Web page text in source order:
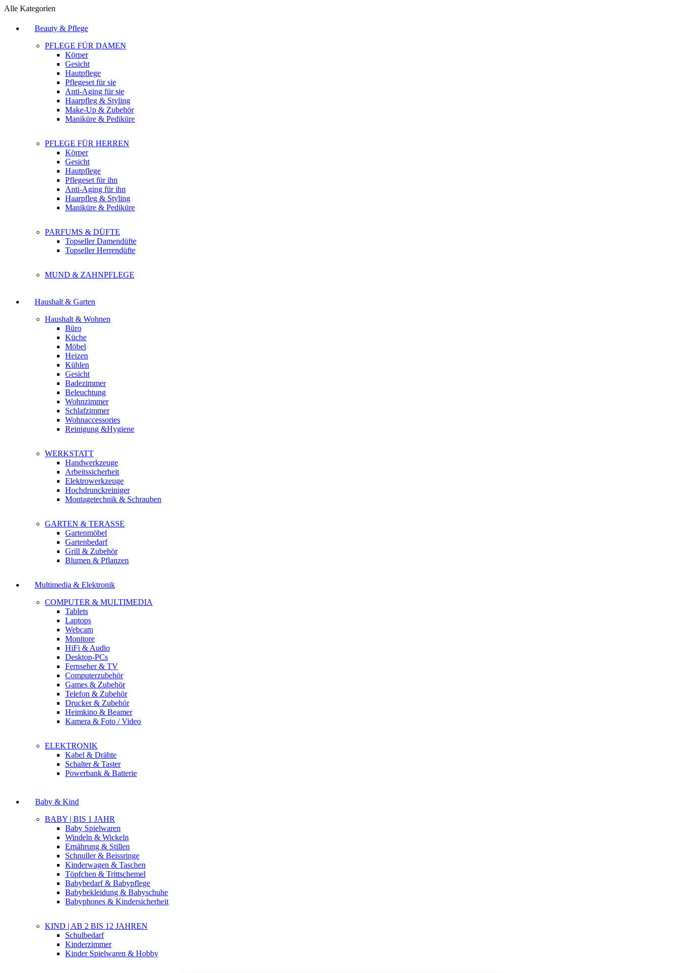
Alle Kategorien
Beauty & Pflege
PFLEGE FÜR DAMEN
Körper
Gesicht
Hautpflege
Pflegeset für sie
Anti-Aging für sie
Haarpfleg & Styling
Make-Up & Zubehör
Maniküre & Pediküre
PFLEGE FÜR HERREN
Körper
Gesicht
Hautpflege
Pflegeset für ihn
Anti-Aging für ihn
Haarpfleg & Styling
Maniküre & Pediküre
PARFUMS & DÜFTE
Topseller Damendüfte
Topseller Herrendüfte
MUND & ZAHNPFLEGE
Haushalt & Garten
Haushalt & Wohnen
Büro
Küche
Möbel
Heizen
Kühlen
Gesicht
Badezimmer
Beleuchtung
Wohnzimmer
Schlafzimmer
Wohnaccessories
Reinigung &Hygiene
WERKSTATT
Handwerkzeuge
Arbeitssicherheit
Elektrowerkzeuge
Hochdrunckreiniger
Montagetechnik & Schrauben
GARTEN & TERASSE
Gartenmöbel
Gartenbedarf
Grill & Zubehör
Blumen & Pflanzen
Multimedia & Elektronik
COMPUTER & MULTIMEDIA
Tablets
Laptops
Webcam
Monitore
HiFi & Audio
Desktop-PCs
Fernseher & TV
Computerzubehör
Games & Zubehör
Telefon & Zubehör
Drucker & Zubehör
Heimkino & Beamer
Kamera & Foto / Video
ELEKTRONIK
Kabel & Drähte
Schalter & Taster
Powerbank & Batterie
Baby & Kind
BABY | BIS 1 JAHR
Baby Spielwaren
Windeln & Wickeln
Ernährung & Stillen
Schnuller & Beissringe
Kinderwagen & Taschen
Töpfchen & Trittschemel
Babybedarf & Babypflege
Babybekleidung & Babyschuhe
Babyphones & Kindersicherheit
KIND | AB 2 BIS 12 JAHREN
Schulbedarf
Kinderzimmer
Kinder Spielwaren & Hobby